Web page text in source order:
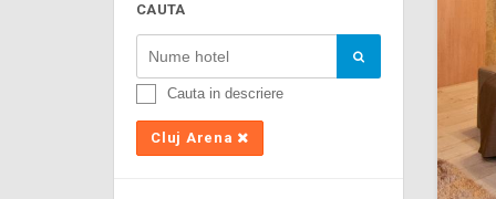
CAUTA
Cauta in descriere
Cluj Arena